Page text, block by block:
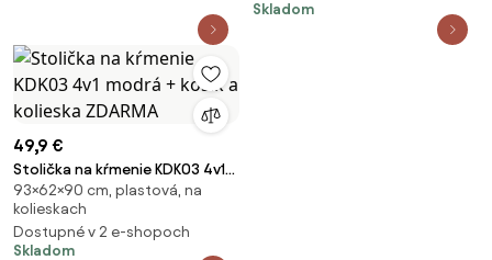
Skladom
49,9 €
Stolička na kŕmenie KDK03 4v1
modrá + košík a kolieska
ZDARMA
93×62×90 cm, plastová, na
kolieskach
Dostupné v 2 e-shopoch
Skladom